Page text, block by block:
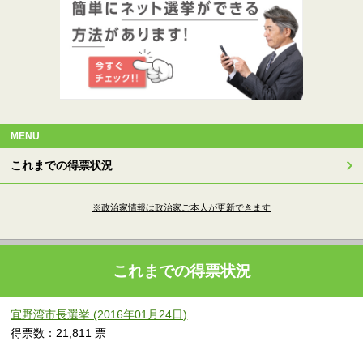
MENU
これまでの得票状況
※政治家情報は政治家ご本人が更新できます
これまでの得票状況
宜野湾市長選挙 (2016年01月24日)
得票数：21,811 票